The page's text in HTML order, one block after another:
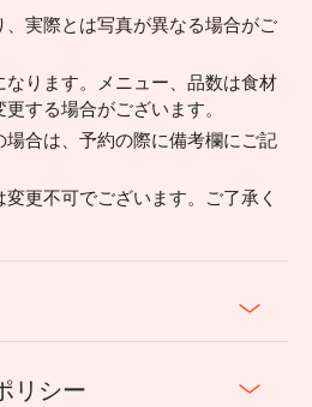
実際とは写真が異なる場合がご
なります。メニュー、品数は食材
する場合がございます。
合は、予約の際に備考欄にご記
更不可でございます。ご了承く
リシー